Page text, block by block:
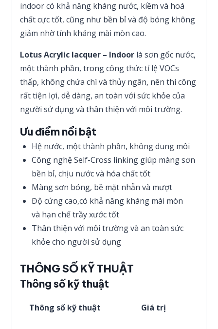
indoor có khả năng kháng nước, kiềm và hoá
chất cực tốt, cũng như bền bỉ và độ bóng không
giảm nhờ tính kháng mài mòn cao.
LotusAcrylic lacquer – Indoor là sơn gốc nước,
một thành phần, trong công thức tỉ lệ VOCs
thấp, không chứa chì và thủy ngân, nên thi công
rất tiện lợi, dễ dàng, an toàn với sức khỏe của
người sử dụng và thân thiện với môi trường.
Ưu điểm nổi bật
Hệ nước, một thành phần, không dung môi
Công nghệ Self-Cross linking giúp màng sơn
bền bỉ, chịu nước và hóa chất tốt
Màng sơn bóng, bề mặt nhẵn và mượt
Độ cứng cao,có khả năng kháng mài mòn
và hạn chế trầy xước tốt
Thân thiện với môi trường và an toàn sức
khỏe cho người sử dụng
THÔNG SỐ KỸ THUẬT
Thông số kỹ thuật
Thông số kỹ thuật Giá trị